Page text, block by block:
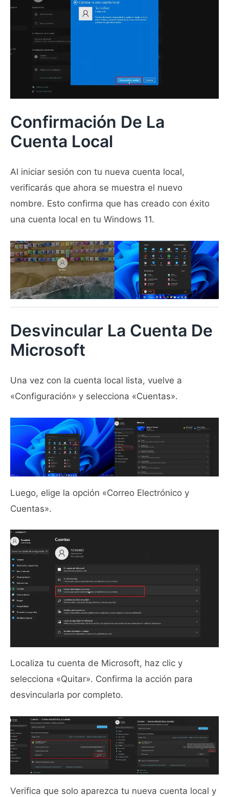
Confirmación De La
Cuenta Local
Al iniciar sesión con tu nueva cuenta local,
verificarás que ahora se muestra el nuevo
nombre. Esto confirma que has creado con éxito
una cuenta local en tu Windows 11.
Desvincular La Cuenta De
Microsoft
Una vez con la cuenta local lista, vuelve a
«Configuración» y selecciona «Cuentas».
Luego, elige la opción «Correo Electrónico y
Cuentas».
Localiza tu cuenta de Microsoft, haz clic y
selecciona «Quitar». Confirma la acción para
desvincularla por completo.
Verifica que solo aparezca tu nueva cuenta local y